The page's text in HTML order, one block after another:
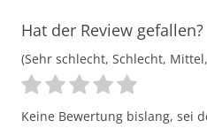
Hat der Review gefallen?
(Sehr schlecht, Schlecht,
Keine Bewertung bislang, sei